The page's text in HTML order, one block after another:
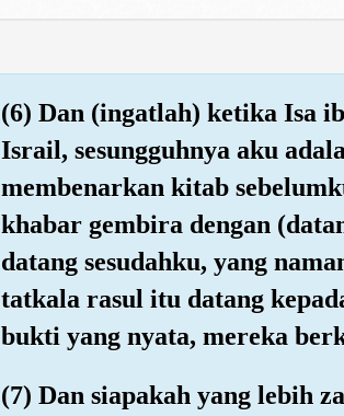
(6) Dan (ingatlah) ketika Isa
Israil, sesungguhnya aku
membenarkan kitab
khabar gembira dengan
datang sesudahku, yang
tatkala rasul itu datang
bukti yang nyata, mereka
(7) Dan siapakah yang lebih